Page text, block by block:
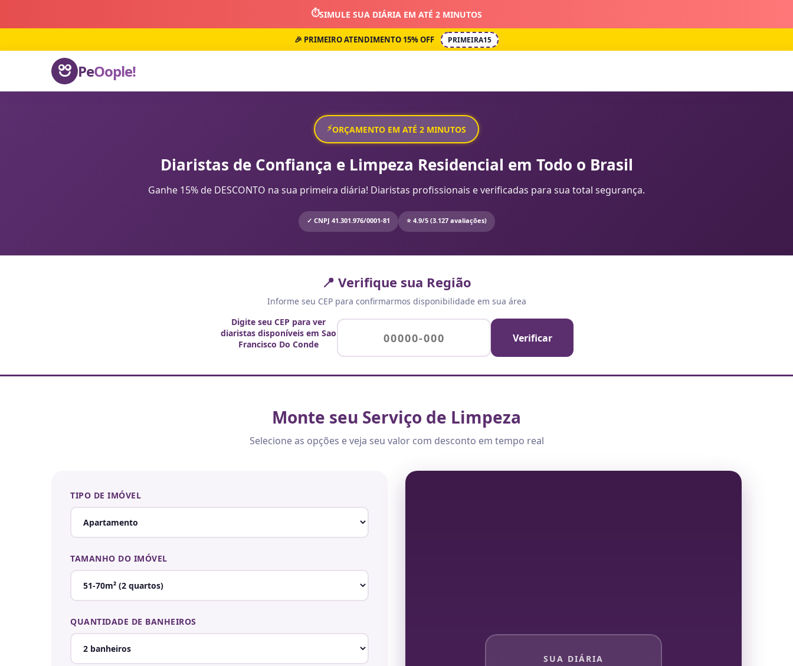
⏱️SIMULE SUA DIÁRIA EM ATÉ 2 MINUTOS
🎉 PRIMEIRO ATENDIMENTO 15% OFF PRIMEIRA15
PeOople!
⚡ORÇAMENTO EM ATÉ 2 MINUTOS
Diaristas de Confiança e Limpeza Residencial em Todo o Brasil
Ganhe 15% de DESCONTO na sua primeira diária! Diaristas profissionais e verificadas para sua total segurança.
✓ CNPJ 41.301.976/0001-81 ⭐ 4.9/5 (3.127 avaliações)
📍 Verifique sua Região
Informe seu CEP para confirmarmos disponibilidade em sua área
Digite seu CEP para ver
diaristas disponíveis em Sao
Francisco Do Conde
Verificar
Monte seu Serviço de Limpeza
Selecione as opções e veja seu valor com desconto em tempo real
TIPO DE IMÓVEL
TAMANHO DO IMÓVEL
QUANTIDADE DE BANHEIROS
SUA DIÁRIA